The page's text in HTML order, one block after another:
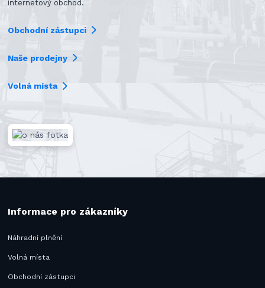
internetový obchod.
Obchodní zástupci
Naše prodejny
Volná místa
Informace pro zákazníky
Náhradní plnění
Volná místa
Obchodní zástupci